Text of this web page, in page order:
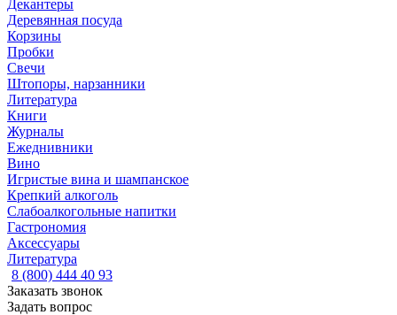
Декантеры
Деревянная посуда
Корзины
Пробки
Свечи
Штопоры, нарзанники
Литература
Книги
Журналы
Ежеднивники
Вино
Игристые вина и шампанское
Крепкий алкоголь
Слабоалкогольные напитки
Гастрономия
Аксессуары
Литература
8 (800) 444 40 93
Заказать звонок
Задать вопрос